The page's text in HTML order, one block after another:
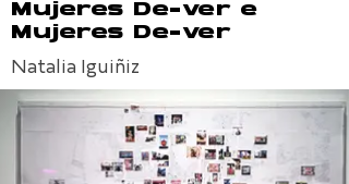
Mujeres De-ver e
Mujeres De-ver
Natalia Iguiñiz